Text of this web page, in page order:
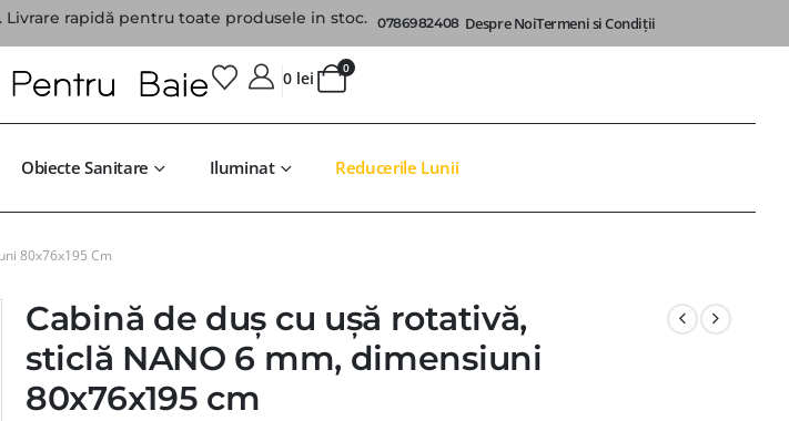
rapidă pentru toate produsele in stoc. 0786982408 Despre NoiTermeni si Condiții
0
0 lei
Obiecte Sanitare Iluminat Reducerile Lunii
80x76x195 Cm
Cabină de duș cu ușă rotativă,
sticlă NANO 6 mm, dimensiuni
80x76x195 cm